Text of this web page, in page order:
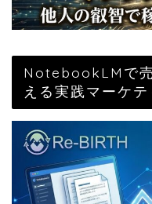
NotebookLMで
える実践マーケ